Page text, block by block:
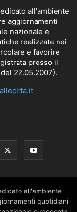
all'ambiente
aggiornamenti
nazionale e
realizzate nei
e favorire
presso il
22.05.2007).
all'ambiente
quotidiani